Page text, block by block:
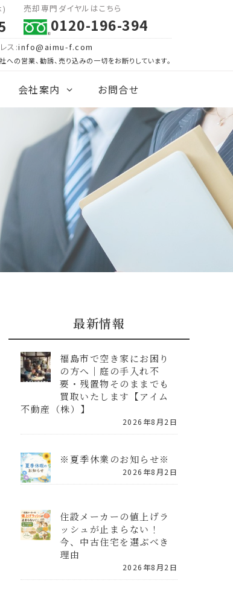
) 売却専門ダイヤルはこちら
0120-196-394
ス:info@aimu-f.com
への営業、勧誘、売り込みの一切をお断りしています。
会社案内 お問合せ
最新情報
福島市で空き家にお困り
の方へ｜庭の手入れ不
要・残置物そのままでも
買取いたします【アイム
不動産（株）】
2026年8月2日
※夏季休業のお知らせ※
2026年8月2日
住設メーカーの値上げラ
ッシュが止まらない！
今、中古住宅を選ぶべき
理由
2026年8月2日